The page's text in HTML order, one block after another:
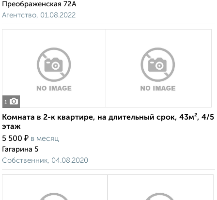
Преображенская 72А
Агентство, 01.08.2022
1
Комната в 2-к квартире, на длительный срок, 43м², 4/5
этаж
5 500 ₽ в месяц
Гагарина 5
Собственник, 04.08.2020